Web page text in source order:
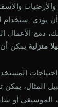
والأرضيات
يؤدي استخدام
دمج الأعمال
منزلية
المثال، يمكن
أو